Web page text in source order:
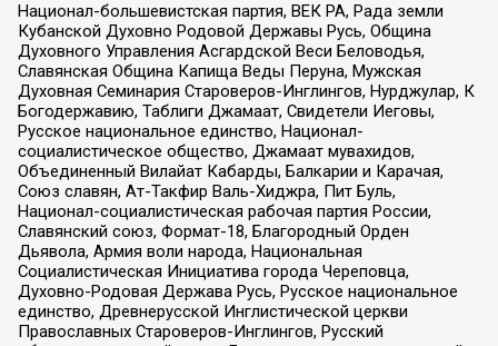
Национал-большевистская партия, ВЕК РА, Рада земли
Кубанской Духовно Родовой Державы Русь, Община
Духовного Управления Асгардской Веси Беловодья,
Славянская Община Капища Веды Перуна, Мужская
Духовная Семинария Староверов-Инглингов, Нурджулар, К
Богодержавию, Таблиги Джамаат, Свидетели Иеговы,
Русское национальное единство, Национал-
социалистическое общество, Джамаат мувахидов,
Объединенный Вилайат Кабарды, Балкарии и Карачая,
Союз славян, Ат-Такфир Валь-Хиджра, Пит Буль,
Национал-социалистическая рабочая партия России,
Славянский союз, Формат-18, Благородный Орден
Дьявола, Армия воли народа, Национальная
Социалистическая Инициатива города Череповца,
Духовно-Родовая Держава Русь, Русское национальное
единство, Древнерусской Инглистической церкви
Православных Староверов-Инглингов, Русский